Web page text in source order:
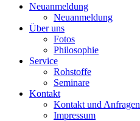
Neuanmeldung
Neuanmeldung
Über uns
Fotos
Philosophie
Service
Rohstoffe
Seminare
Kontakt
Kontakt und Anfragen
Impressum